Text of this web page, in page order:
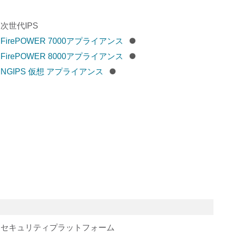
次世代IPS
FirePOWER 7000アプライアンス
FirePOWER 8000アプライアンス
NGIPS 仮想 アプライアンス
セキュリティプラットフォーム